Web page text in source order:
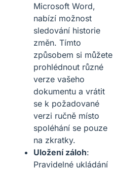
Microsoft Word,
nabízí možnost
sledování historie
změn. Tímto
způsobem si můžete
prohlédnout různé
verze vašeho
dokumentu a vrátit
se k požadované
verzi ručně místo
spoléhání se pouze
na zkratky.
Uložení záloh:
Pravidelné ukládání